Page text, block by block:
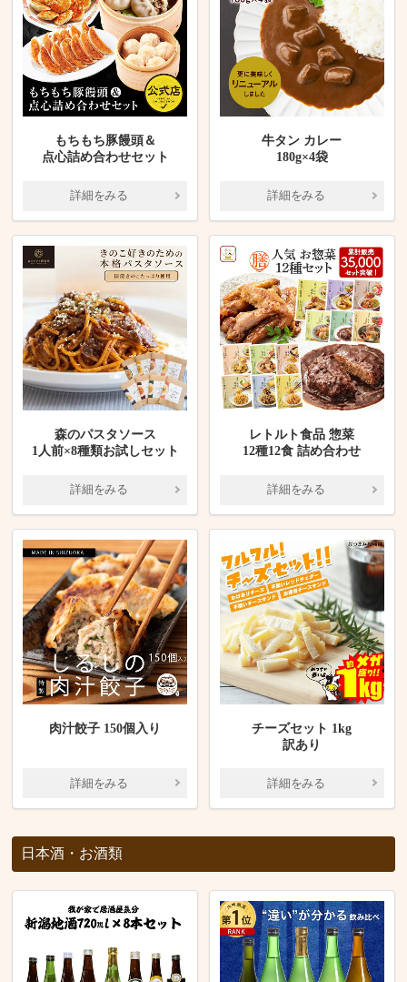
もちもち豚饅頭＆
点心詰め合わせセット
詳細をみる
牛タン カレー
180g×4袋
詳細をみる
森のパスタソース
1人前×8種類お試しセット
詳細をみる
レトルト食品 惣菜
12種12食 詰め合わせ
詳細をみる
肉汁餃子 150個入り
詳細をみる
チーズセット 1kg
訳あり
詳細をみる
日本酒・お酒類